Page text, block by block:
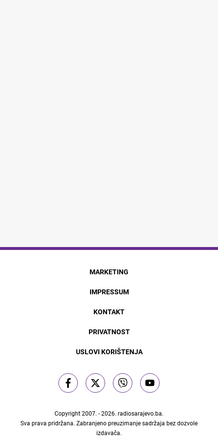
MARKETING
IMPRESSUM
KONTAKT
PRIVATNOST
USLOVI KORIŠTENJA
Copyright 2007. - 2026. radiosarajevo.ba.
Sva prava pridržana. Zabranjeno preuzimanje sadržaja bez dozvole
izdavača.